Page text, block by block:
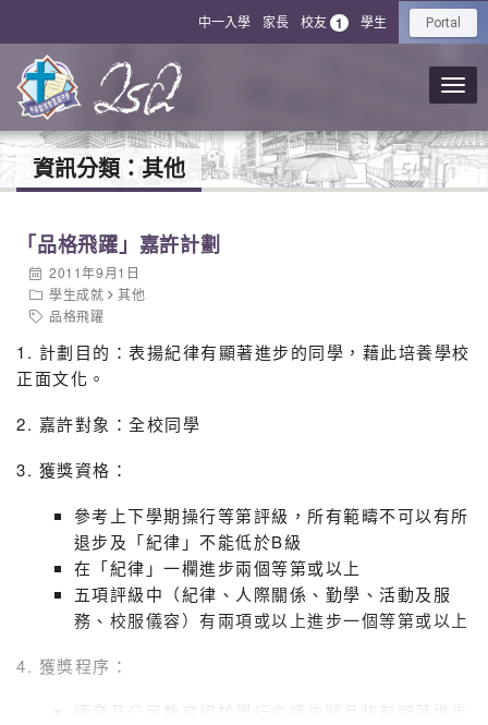
中一入學 家長 校友 1 學生 Portal
資訊分類： 其他
「品格飛躍」嘉許計劃
2011年9月1日
學生成就
其他
品格飛躍
1. 計劃目的：表揚紀律有顯著進步的同學，藉此培養學校
正面文化。
2. 嘉許對象：全校同學
3. 獲獎資格：
參考上下學期操行等第評級，所有範疇不可以有所
退步及「紀律」不能低於B級
在「紀律」一欄進步兩個等第或以上
五項評級中（紀律、人際關係、勤學、活動及服
務、校服儀容）有兩項或以上進步一個等第或以上
4. 獲獎程序：
德育及公民教育組於學行會議後將品格有顯著進步